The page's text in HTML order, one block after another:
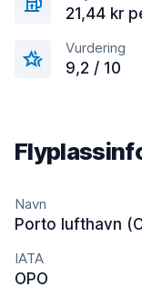
21,44 kr
Vurdering
9,2 / 10
Navn
Porto lufthavn
IATA
OPO